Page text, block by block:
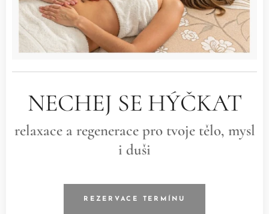
NECHEJ SE HÝČKAT
relaxace a regenerace pro tvoje tělo, mysl
i duši
REZERVACE TERMÍNU